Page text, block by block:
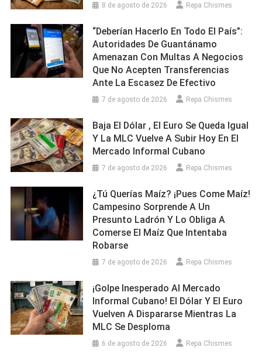
8 de agosto de 2026 Repa Chismes
“Deberían Hacerlo En Todo El País”:
Autoridades De Guantánamo
Amenazan Con Multas A Negocios
Que No Acepten Transferencias
Ante La Escasez De Efectivo
7 de agosto de 2026 Repa Chismes
Baja El Dólar , El Euro Se Queda Igual
Y La MLC Vuelve A Subir Hoy En El
Mercado Informal Cubano
7 de agosto de 2026 Repa Chismes
¿Tú Querías Maíz? ¡Pues Come Maíz!
Campesino Sorprende A Un
Presunto Ladrón Y Lo Obliga A
Comerse El Maíz Que Intentaba
Robarse
7 de agosto de 2026 Repa Chismes
¡Golpe Inesperado Al Mercado
Informal Cubano! El Dólar Y El Euro
Vuelven A Dispararse Mientras La
MLC Se Desploma
6 de agosto de 2026 Repa Chismes